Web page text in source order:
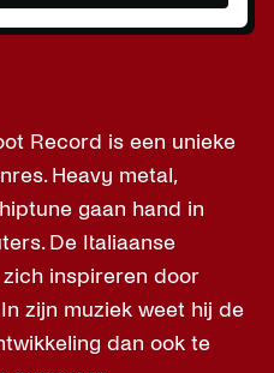
Record is een unieke
Heavy metal,
gaan hand in
De Italiaanse
inspireren door
zijn muziek weet hij de
dan ook te